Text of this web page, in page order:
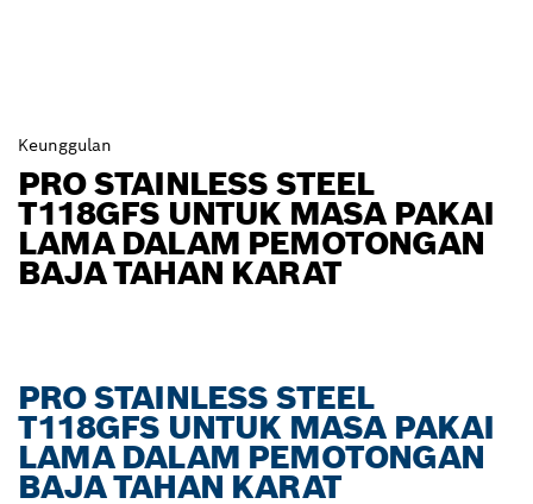
Keunggulan
PRO STAINLESS STEEL
T118GFS UNTUK MASA PAKAI
LAMA DALAM PEMOTONGAN
BAJA TAHAN KARAT
PRO STAINLESS STEEL
T118GFS UNTUK MASA PAKAI
LAMA DALAM PEMOTONGAN
BAJA TAHAN KARAT